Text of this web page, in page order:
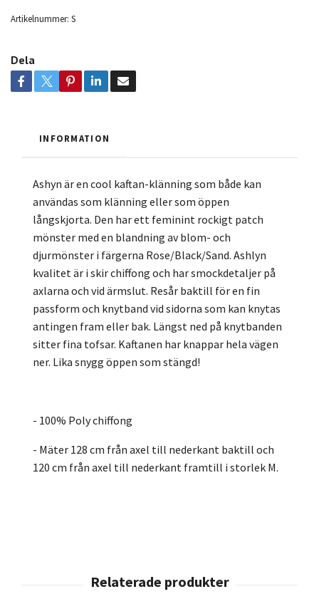
Artikelnummer: S
Dela
INFORMATION
Ashyn är en cool kaftan-klänning som både kan
användas som klänning eller som öppen
långskjorta. Den har ett feminint rockigt patch
mönster med en blandning av blom- och
djurmönster i färgerna Rose/Black/Sand. Ashlyn
kvalitet är i skir chiffong och har smockdetaljer på
axlarna och vid ärmslut. Resår baktill för en fin
passform och knytband vid sidorna som kan knytas
antingen fram eller bak. Längst ned på knytbanden
sitter fina tofsar. Kaftanen har knappar hela vägen
ner. Lika snygg öppen som stängd!
- 100% Poly chiffong
- Mäter 128 cm från axel till nederkant baktill och
120 cm från axel till nederkant framtill i storlek M.